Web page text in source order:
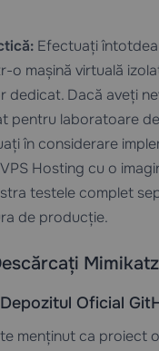
Efectuați
o mașină virtuală
dedicat. Dacă aveți
pentru laboratoare
în considerare
VPS Hosting cu o
testele complet
de producție.
Mimikatz
Oficial
menținut ca proiect